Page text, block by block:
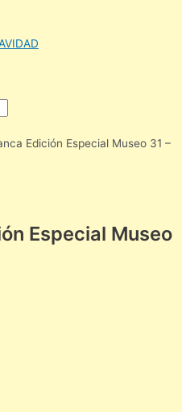
Edición Especial Museo 31 –
Especial Museo